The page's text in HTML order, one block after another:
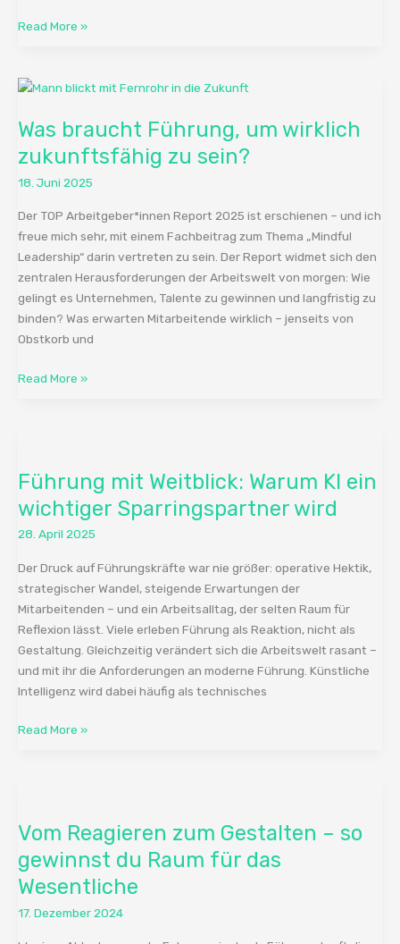
Read More »
Was braucht Führung, um wirklich
zukunftsfähig zu sein?
18. Juni 2025
Der TOP Arbeitgeber*innen Report 2025 ist erschienen – und ich
freue mich sehr, mit einem Fachbeitrag zum Thema „Mindful
Leadership“ darin vertreten zu sein. Der Report widmet sich den
zentralen Herausforderungen der Arbeitswelt von morgen: Wie
gelingt es Unternehmen, Talente zu gewinnen und langfristig zu
binden? Was erwarten Mitarbeitende wirklich – jenseits von
Obstkorb und
Was
Führung,
wirklich
zukunftsfähig
zu
sein?
Read More »
Führung mit Weitblick: Warum KI ein
wichtiger Sparringspartner wird
28. April 2025
Der Druck auf Führungskräfte war nie größer: operative Hektik,
strategischer Wandel, steigende Erwartungen der
Mitarbeitenden – und ein Arbeitsalltag, der selten Raum für
Reflexion lässt. Viele erleben Führung als Reaktion, nicht als
Gestaltung. Gleichzeitig verändert sich die Arbeitswelt rasant –
und mit ihr die Anforderungen an moderne Führung. Künstliche
Intelligenz wird dabei häufig als technisches
Weitblick:
Warum
KI
ein
wichtiger
Sparringspartner
wird
Read More »
Vom Reagieren zum Gestalten – so
gewinnst du Raum für das
Wesentliche
17. Dezember 2024
zum
Gestalten
–
so
gewinnst